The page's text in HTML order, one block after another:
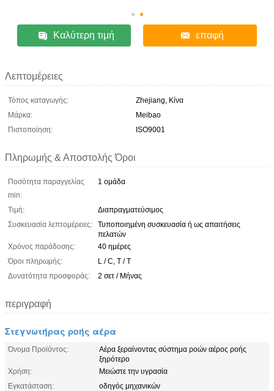
Καλύτερη τιμή επαφή
Λεπτομέρειες
Τόπος καταγωγής:
Zhejiang, Κίνα
Μάρκα:
Meibao
Πιστοποίηση:
ISO9001
Πληρωμής & Αποστολής Όροι
Ποσότητα παραγγελίας
min:
1 ομάδα
Τιμή:
Διαπραγματεύσιμος
Συσκευασία λεπτομέρειες:
Τυποποιημένη συσκευασία ή ως απαιτήσεις
πελατών
Χρόνος παράδοσης:
40 ημέρες
Όροι πληρωμής:
L / C, T / T
Δυνατότητα προσφοράς:
2 σετ / Μήνας
περιγραφή
Στεγνωτήρας ροής αέρα
Όνομα Προϊόντος:
Αέρα ξεραίνοντας σύστημα ροών αέρος ροής
ξηρότερο
Χρήση:
Μειώστε την υγρασία
Εγκατάσταση:
οδηγός μηχανικών